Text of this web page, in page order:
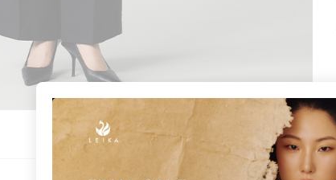
THÔNG TIN BỔ SUNG ĐÁNH GIÁ (22)